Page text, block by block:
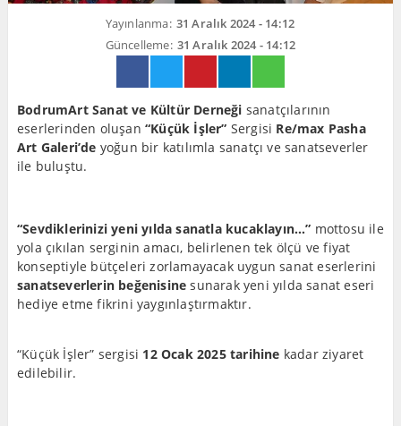
Yayınlanma: 31 Aralık 2024 - 14:12
Güncelleme: 31 Aralık 2024 - 14:12
BodrumArt Sanat ve Kültür Derneği sanatçılarının
eserlerinden oluşan “Küçük İşler” Sergisi Re/max Pasha
Art Galeri’de yoğun bir katılımla sanatçı ve sanatseverler
ile buluştu.
“Sevdiklerinizi yeni yılda sanatla kucaklayın…” mottosu ile
yola çıkılan serginin amacı, belirlenen tek ölçü ve fiyat
konseptiyle bütçeleri zorlamayacak uygun sanat eserlerini
sanatseverlerin beğenisine sunarak yeni yılda sanat eseri
hediye etme fikrini yaygınlaştırmaktır.
“Küçük İşler” sergisi 12 Ocak 2025 tarihine kadar ziyaret
edilebilir.